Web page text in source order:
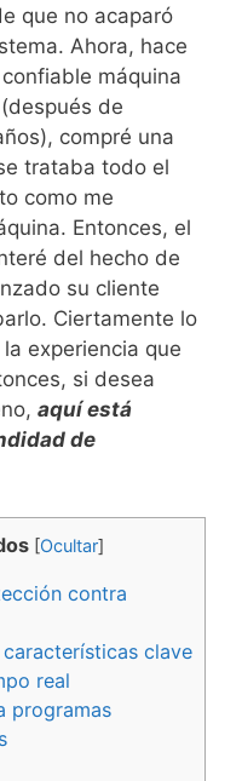
que no acaparó
Ahora, hace
máquina
de
compré una
trataba todo el
como me
Entonces, el
del hecho de
su cliente
Ciertamente lo
experiencia que
si desea
aquí está
de
[Ocultar]
contra
clave
real
programas